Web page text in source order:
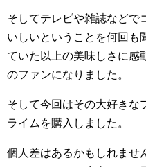
そしてテレビや雑誌などで
いしいということを何回も
ていた以上の美味しさに感
のファンになりました。
そして今回はその大好きな
ライムを購入しました。
個人差はあるかもしれませ